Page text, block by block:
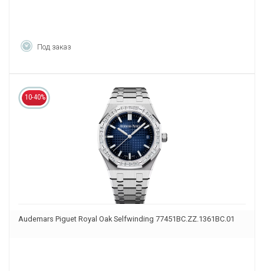
Под заказ
10-40%
Audemars Piguet Royal Oak Selfwinding 77451BC.ZZ.1361BC.01